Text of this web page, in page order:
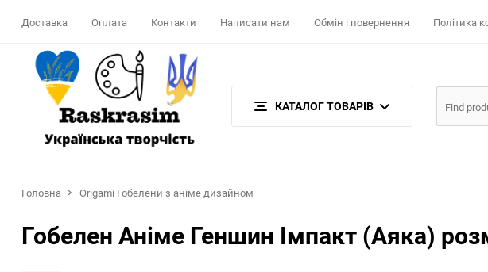
Доставка Оплата Контакти Написати нам Обмін і повернення Політика
КАТАЛОГ ТОВАРІВ
Головна Origami Гобелени з аніме дизайном
Гобелен Аніме Геншин Імпакт (Аяка)